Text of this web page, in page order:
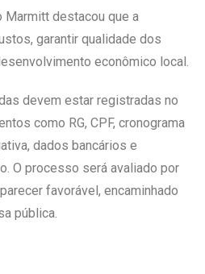
Marmitt destacou que a
garantir qualidade dos
econômico local.
devem estar registradas no
como RG, CPF, cronograma
dados bancários e
O processo será avaliado por
favorável, encaminhado
pública.